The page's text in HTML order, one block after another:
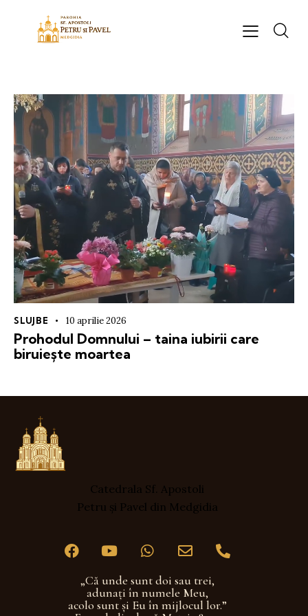
SLUJBE 10 aprilie 2026
Prohodul Domnului – taina iubirii care
biruiește moartea
Catedrala Sf. Apostoli
Petru și Pavel din Medgidia
„Că unde sunt doi sau trei,
adunaţi în numele Meu,
acolo sunt şi Eu în mijlocul lor.”